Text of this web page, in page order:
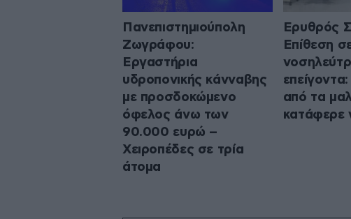
Πανεπιστημιούπολη
Ζωγράφου:
Εργαστήρια
υδροπονικής κάνναβης
με προσδοκώμενο
όφελος άνω των
90.000 ευρώ –
Χειροπέδες σε τρία
άτομα
Ερυθρός
Επίθεση
από τα
κατάφερε